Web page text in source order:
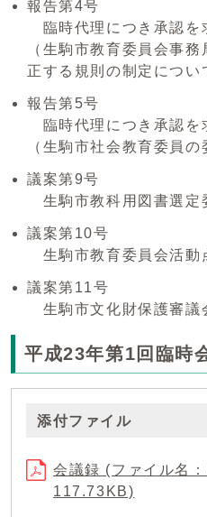
報告第4号
臨時代理につき承認を
（生駒市教育委員会事
正する規則の制定につい
報告第5号
臨時代理につき承認を
（生駒市社会教育委員の
議案第9号
生駒市教科用図書選定
議案第10号
生駒市教育委員会活動
議案第11号
生駒市文化財保護審議
平成23年第1回臨時
添付ファイル
会議録 (ファイル名
117.73KB)